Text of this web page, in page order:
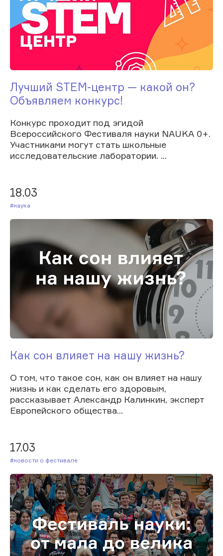
Лучший STEM-центр — какой он?
Объявляем конкурс!
Конкурс проходит под эгидой
Всероссийского Фестиваля науки NAUKA 0+.
Участниками могут стать школьные
исследовательские лаборатории. ...
18.03
#Наука
Как сон влияет на нашу жизнь?
О том, что такое сон, как он влияет на нашу
жизнь и как сделать его здоровым,
рассказывает Александр Калинкин, эксперт
Европейского общества...
17.03
#Новости о фестивале